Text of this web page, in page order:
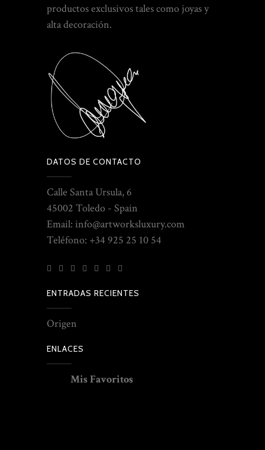
productos exclusivos tales como joyas y
alta decoración.
DATOS DE CONTACTO
Calle Santa Ursula, 6
45002 Toledo - Spain
Email: info@artworksluxury.com
Teléfono: +34 925 25 10 54
ENTRADAS RECIENTES
Origen
ENLACES
Mis Favoritos